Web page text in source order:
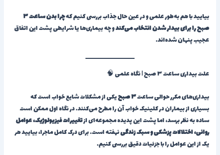
بیایید با هم به‌طور علمی و در عین حال جذاب بررسی کنیم که
چرا بدن ساعت ۳
صبح را برای بیدار شدن انتخاب می‌کندو چه بیماری‌ها یا شرایطی پشت این اتفاق
عجیب پنهان شده‌اند.
علت بیداری ساعت ۳ صبح | نگاه علمی 🧠
بیداری‌های مکرر حوالی ساعت۳ صبح
یکی از مشکلات شایع خواب است که
بسیاری از بیماران در کلینیک خواب آن را مطرح می‌کنند. در نگاه اول ممکن است
ساده به نظر برسد، اما پشت این پدیده مجموعه‌ای ازتغییرات فیزیولوژیک، عوامل
روانی، اختلالات پزشکی و سبک زندگینهفته است. برای درک کامل ماجرا، بیایید هر
یک از این عوامل را با جزئیات دقیق بررسی کنیم.